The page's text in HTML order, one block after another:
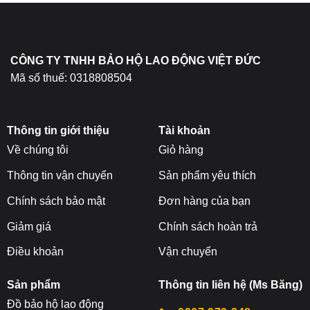
chọn
phẩm
CÔNG TY TNHH BẢO HỘ LAO ĐỘNG VIỆT ĐỨC
Mã số thuế: 0318808504
Thông tin giới thiệu
Về chúng tôi
Thông tin vận chuyển
Chính sách bảo mật
Giảm giá
Điều khoản
Tài khoản
Giỏ hàng
Sản phẩm yêu thích
Đơn hàng của bạn
Chính sách hoàn trả
Vận chuyển
Sản phẩm
Đồ bảo hộ lao động
Thông tin liên hệ (Ms Băng)